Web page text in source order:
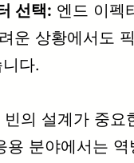
선택: 엔드 이펙
운 상황에서도
다.
빈의 설계가 중요
용 분야에서는 역